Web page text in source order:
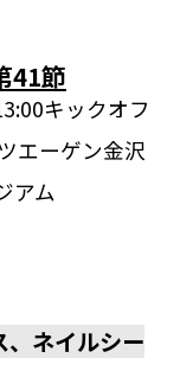
41節
キックオフ
エーゲン金沢
アム
ネイルシー